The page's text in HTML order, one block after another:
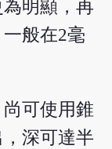
明顯，再
般在2毫
可使用錐
深可達半